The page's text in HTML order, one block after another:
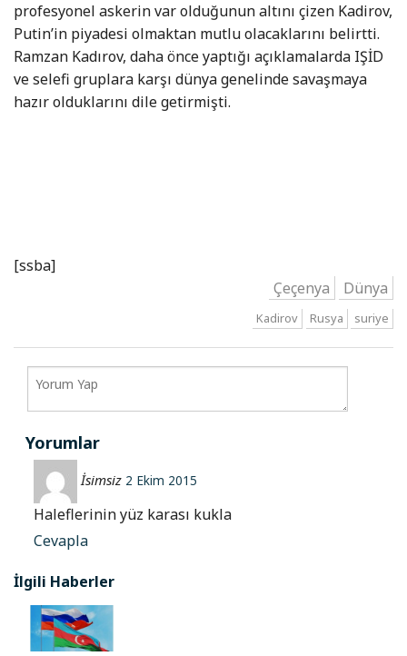
profesyonel askerin var olduğunun altını çizen Kadirov,
Putin’in piyadesi olmaktan mutlu olacaklarını belirtti.
Ramzan Kadırov, daha önce yaptığı açıklamalarda IŞİD
ve selefi gruplara karşı dünya genelinde savaşmaya
hazır olduklarını dile getirmişti.
[ssba]
Çeçenya
Dünya
Kadirov Rusya suriye
Yorumlar
İsimsiz 2 Ekim 2015
Haleflerinin yüz karası kukla
Cevapla
İlgili Haberler